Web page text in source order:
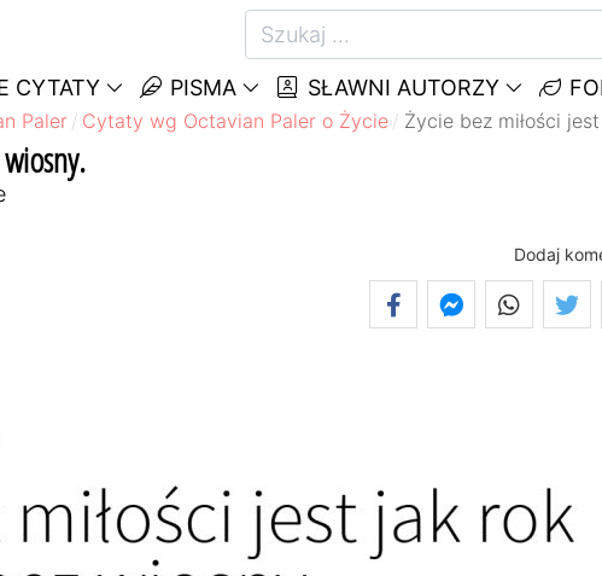
CYTATY PISMA SŁAWNI AUTORZY
Paler Cytaty wg Octavian Paler o Życie Życie bez miłości
Dodaj